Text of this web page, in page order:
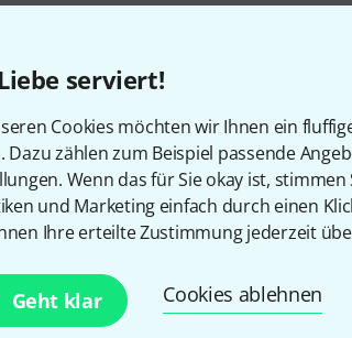
serviert!
Cookies möchten wir Ihnen ein
Dazu zählen zum Beispiel passende
Wenn das für Sie okay ist,
und Marketing einfach durch einen
Ihre erteilte Zustimmung jederzeit
Geht klar Cookies ablehnen
Gefällt Ihnen, was Sie
Teilen Hilfe &